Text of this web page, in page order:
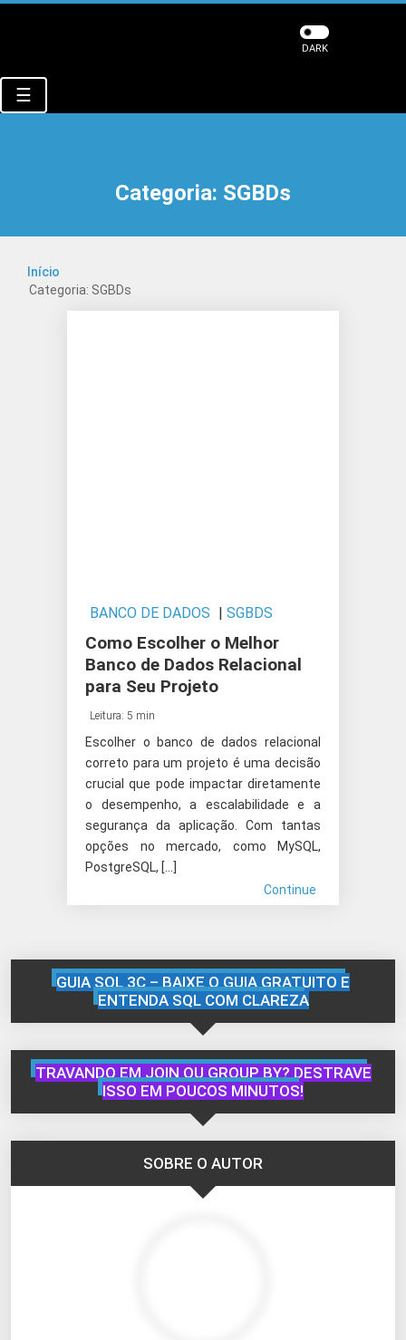
☰
DARK
Categoria: SGBDs
Início
Categoria: SGBDs
BANCO DE DADOS | SGBDS
Como Escolher o Melhor
Banco de Dados Relacional
para Seu Projeto
Leitura: 5 min
Escolher o banco de dados relacional
correto para um projeto é uma decisão
crucial que pode impactar diretamente
o desempenho, a escalabilidade e a
segurança da aplicação. Com tantas
opções no mercado, como MySQL,
PostgreSQL, […]
Continue
GUIA SQL 3C – BAIXE O GUIA GRATUITO E
ENTENDA SQL COM CLAREZA
TRAVANDO EM JOIN OU GROUP BY? DESTRAVE
ISSO EM POUCOS MINUTOS!
SOBRE O AUTOR